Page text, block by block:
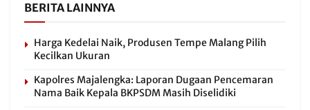
BERITA LAINNYA
Harga Kedelai Naik, Produsen Tempe Malang Pilih
Kecilkan Ukuran
Kapolres Majalengka: Laporan Dugaan Pencemaran
Nama Baik Kepala BKPSDM Masih Diselidiki